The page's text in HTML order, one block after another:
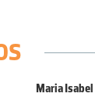
Maria